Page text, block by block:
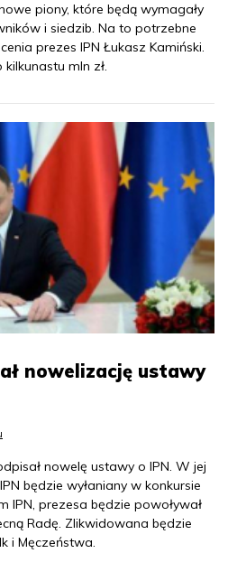
piony, które będą wymagały
i siedzib. Na to potrzebne
prezes IPN Łukasz Kamiński.
mln zł.
nowelizację ustawy
nowelę ustawy o IPN. W jej
będzie wyłaniany w konkursie
IPN, prezesa będzie powoływał
Radę. Zlikwidowana będzie
i Męczeństwa.